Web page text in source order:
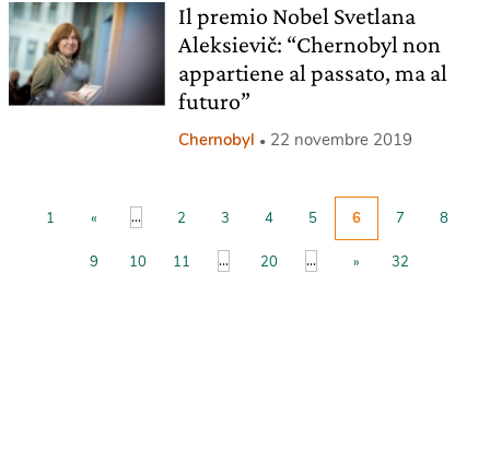
Il premio Nobel Svetlana
Aleksievič: “Chernobyl non
appartiene al passato, ma al
futuro”
Chernobyl 22 novembre 2019
1 « ... 2 3 4 5 6 7 8
9 10 11 ... 20 ... » 32